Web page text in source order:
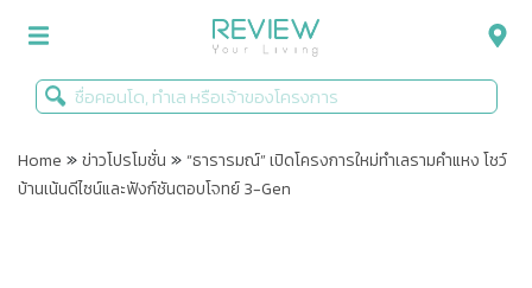
รีวิวคอนโด
Home »ข่าวโปรโมชั่น »“ธารารมณ์” เปิดโครงการใหม่ทำเลรามคำแหง โชว์
บ้านเน้นดีไซน์และฟังก์ชันตอบโจทย์ 3-Gen